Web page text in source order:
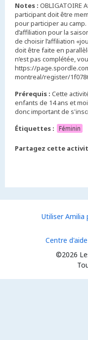
Notes : OBLIGATOIRE
participant doit être
pour participer au
d’affiliation pour la
de choisir l’affiliation
doit être faite en
n’est pas complétée,
https://
montreal/register/
Prérequis : Cette
enfants de 14 ans et
donc important de
Étiquettes :
Féminin
Partagez cette
Utiliser
©2026
Centre d'aide